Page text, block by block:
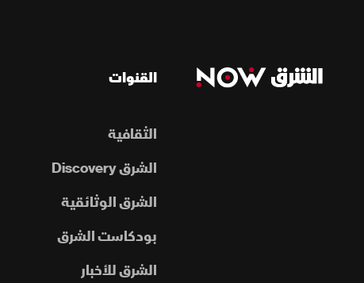
القنوات
الثقافية
الشرق Discovery
الشرق الوثائقية
بودكاست الشرق
الشرق للأخبار